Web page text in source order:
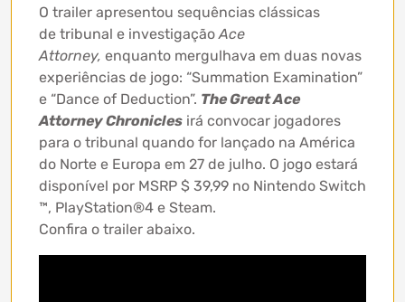
O trailer apresentou sequências clássicas
de tribunal e investigação Ace
Attorney, enquanto mergulhava em duas novas
experiências de jogo: “Summation Examination”
e “Dance of Deduction”. The Great Ace
Attorney Chronicles irá convocar jogadores
para o tribunal quando for lançado na América
do Norte e Europa em 27 de julho. O jogo estará
disponível por MSRP $ 39,99 no Nintendo Switch
™, PlayStation®4 e Steam.
Confira o trailer abaixo.